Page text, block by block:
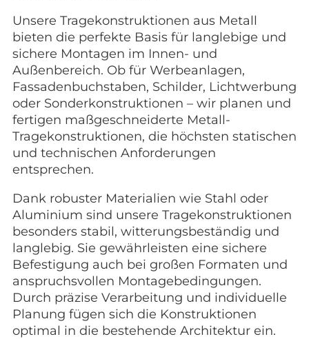
Unsere Tragekonstruktionen aus Metall
bieten die perfekte Basis für langlebige und
sichere Montagen im Innen- und
Außenbereich. Ob für Werbeanlagen,
Fassadenbuchstaben, Schilder, Lichtwerbung
oder Sonderkonstruktionen – wir planen und
fertigen maßgeschneiderte Metall-
Tragekonstruktionen, die höchsten statischen
und technischen Anforderungen
entsprechen.
Dank robuster Materialien wie Stahl oder
Aluminium sind unsere Tragekonstruktionen
besonders stabil, witterungsbeständig und
langlebig. Sie gewährleisten eine sichere
Befestigung auch bei großen Formaten und
anspruchsvollen Montagebedingungen.
Durch präzise Verarbeitung und individuelle
Planung fügen sich die Konstruktionen
optimal in die bestehende Architektur ein.